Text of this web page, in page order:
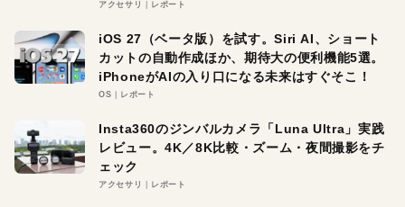
アクセサリ レポート
iOS 27（ベータ版）を試す。Siri AI、ショート
カットの自動作成ほか、期待大の便利機能5選。
iPhoneがAIの入り口になる未来はすぐそこ！
OS レポート
Insta360のジンバルカメラ「Luna Ultra」実践
レビュー。4K／8K比較・ズーム・夜間撮影をチ
ェック
アクセサリ レポート